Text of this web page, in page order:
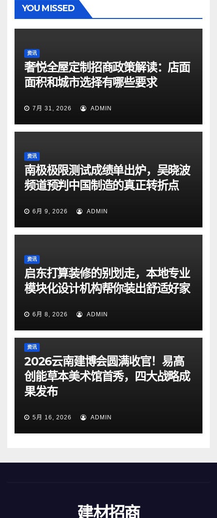
YOU MISSED
资讯
奢悦全屋定制招商政策解读：店面
面积和城市选择有哪些要求
7月 31, 2026 ADMIN
资讯
南极极限测试成绩单出炉，吴晓波
频道预判中国制造的真正转折点
6月 9, 2026 ADMIN
资讯
启东打算装修的别划走，本地专业
模块化设计机构帮你装出舒适好家
6月 8, 2026 ADMIN
资讯
2026云南建博会圆满收官！易高
创能草本美术馆首秀，四大战略成
果发布
5月 16, 2026 ADMIN
建材招商